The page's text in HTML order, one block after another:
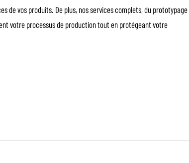
de vos produits. De plus, nos services complets, du prototypage
votre processus de production tout en protégeant votre